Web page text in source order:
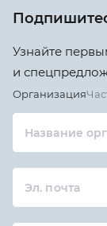
Узнайте
и
Организация
Название
Эл. почта